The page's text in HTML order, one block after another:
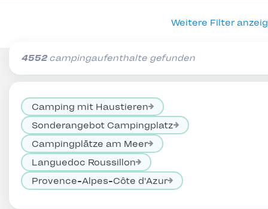
Weitere Filter
4552campingaufenthalte gefunden
Camping mit Haustieren
Sonderangebot Campingplatz
Campingplätze am Meer
Languedoc Roussillon
Provence-Alpes-Côte d'Azur